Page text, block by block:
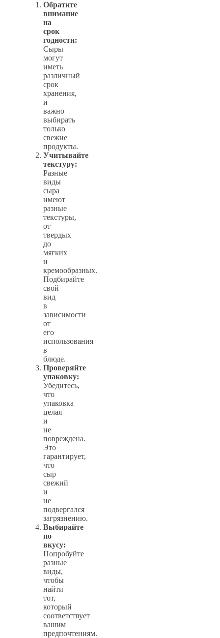
Обратите
внимание
на
срок
годности:
Сыры
могут
иметь
различный
срок
хранения,
и
важно
выбирать
только
свежие
продукты.
Учитывайте
текстуру:
Разные
виды
сыра
имеют
разные
текстуры,
от
твердых
до
мягких
и
кремообразных.
Подбирайте
свой
вид
в
зависимости
от
его
использования
в
блюде.
Проверяйте
упаковку:
Убедитесь,
что
упаковка
целая
и
не
повреждена.
Это
гарантирует,
что
сыр
свежий
и
не
подвергался
загрязнению.
Выбирайте
по
вкусу:
Попробуйте
разные
виды,
чтобы
найти
тот,
который
соответствует
вашим
предпочтениям.